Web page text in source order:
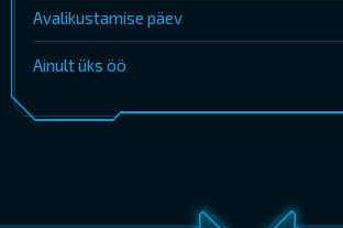
Avalikustamise päev
Ainult üks öö